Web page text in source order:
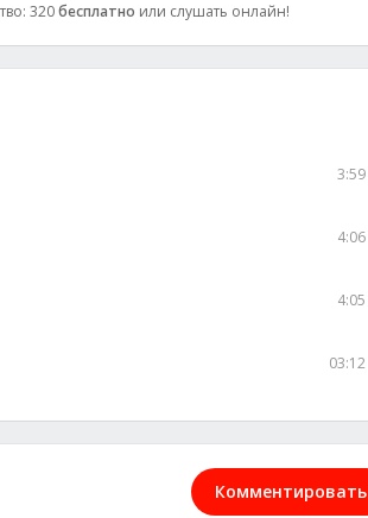
320бесплатно или слушать онлайн!
3:59
4:06
4:05
03:12
Комментировать